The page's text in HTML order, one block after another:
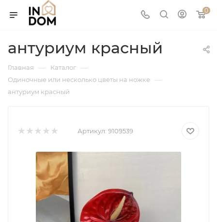
0
антуриум красный
Главная — Каталог —
Одиночные или несколько цветы на ножке —
антуриум красный
Артикул: 9109539